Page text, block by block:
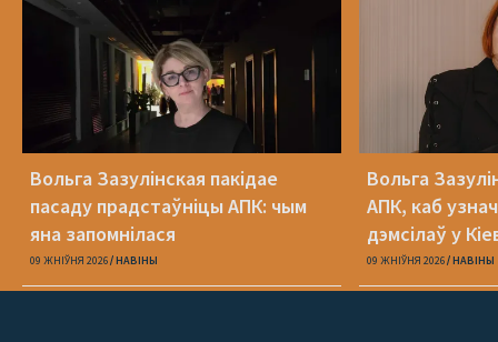
Вольга Зазулінская пакідае
пасаду прадстаўніцы АПК: чым
яна запомнілася
09 ЖНІЎНЯ 2026 НАВІНЫ
Вольга
АПК, каб
дэмсілаў у
Юлія Міцкевіч
09 ЖНІЎНЯ 2026 НАВІНЫ